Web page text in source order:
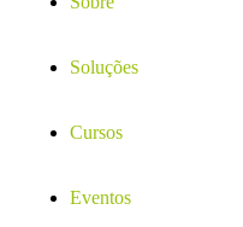
Soluções
Cursos
Eventos